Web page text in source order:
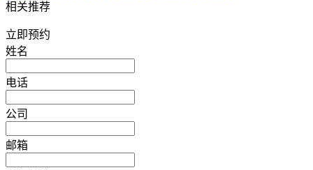
相关推荐
立即预约
姓名
电话
公司
邮箱